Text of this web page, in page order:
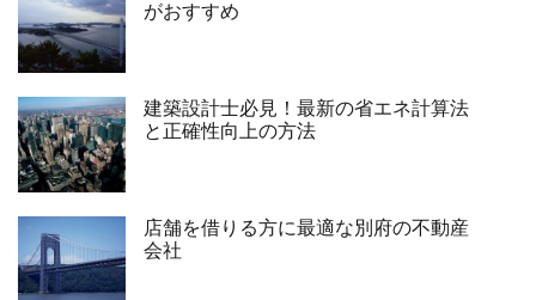
がおすすめ
建築設計士必見！最新の省エネ計算法
と正確性向上の方法
店舗を借りる方に最適な別府の不動産
会社